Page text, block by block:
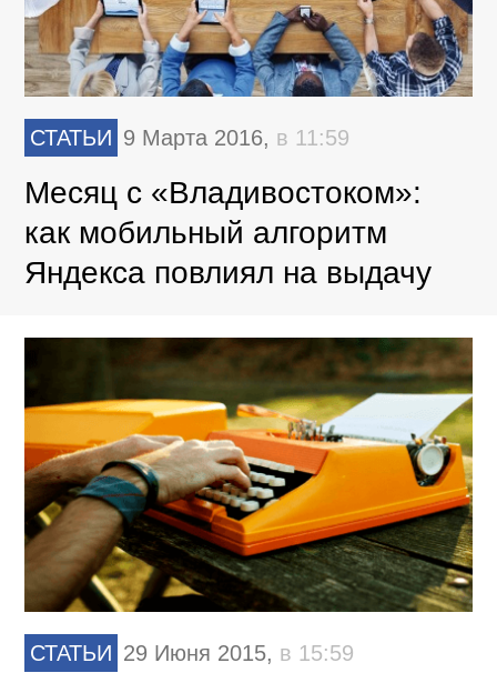
СТАТЬИ 9 Марта 2016, в 11:59
Месяц с «Владивостоком»:
как мобильный алгоритм
Яндекса повлиял на выдачу
СТАТЬИ 29 Июня 2015, в 15:59